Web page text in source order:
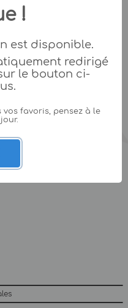
!
est disponible.
redirigé
le bouton ci-
vos favoris, pensez à le